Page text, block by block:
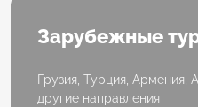
Зарубежные
Грузия, Турция, Армения,
другие направления